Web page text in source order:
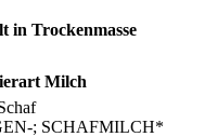
in Trockenmasse
Milch
; SCHAFMILCH*